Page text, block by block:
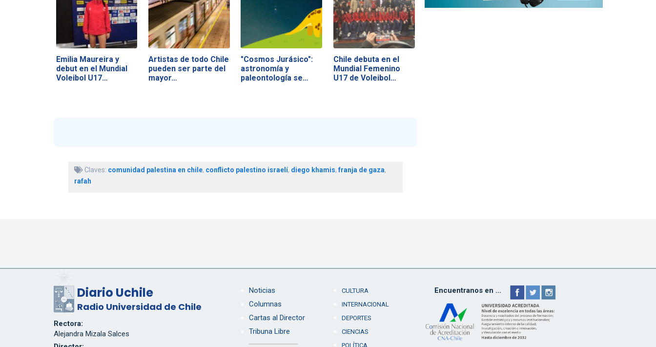
Emilia Maureira y
debut en el Mundial
Voleibol U17…
Artistas de todo Chile
pueden ser parte del
mayor…
"Cosmos Jurásico":
astronomía y
paleontología se…
Chile debuta en el
Mundial Femenino
U17 de Voleibol…
Claves: comunidad palestina en chile, conflicto palestino israelí, diego khamis,franja de gaza,
rafah
Diario Uchile
Radio Universidad de Chile
Rectora:
Alejandra Mizala Salces
Noticias
Columnas
Cartas al Director
Tribuna Libre
CULTURA
INTERNACIONAL
DEPORTES
CIENCIAS
POLÍTICA
Encuentranos en ...